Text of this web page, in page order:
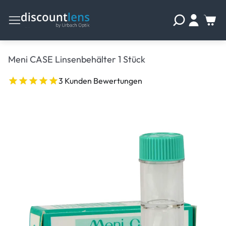
Meni CASE Linsenbehälter 1 Stück
3 Kunden Bewertungen